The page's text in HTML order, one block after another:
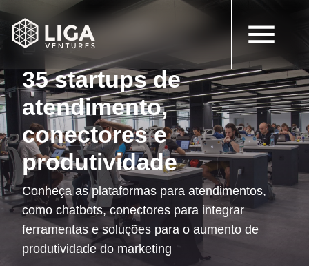
12 de setembro de 2022
Startups
35 startups de
atendimento,
conectores e
produtividade
Conheça as plataformas para atendimentos,
como chatbots, conectores para integrar
ferramentas e soluções para o aumento de
produtividade do marketing